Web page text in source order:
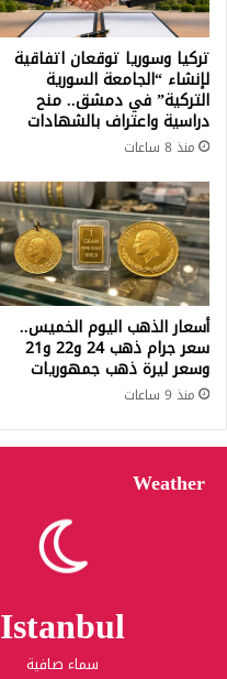
تركيا وسوريا توقعان اتفاقية
لإنشاء “الجامعة السورية
التركية” في دمشق.. منح
دراسية واعتراف بالشهادات
منذ 8 ساعات
أسعار الذهب اليوم الخميس..
سعر جرام ذهب 24 و22 و21
وسعر ليرة ذهب جمهوريات
منذ 9 ساعات
Weather
Istanbul
سماء صافية